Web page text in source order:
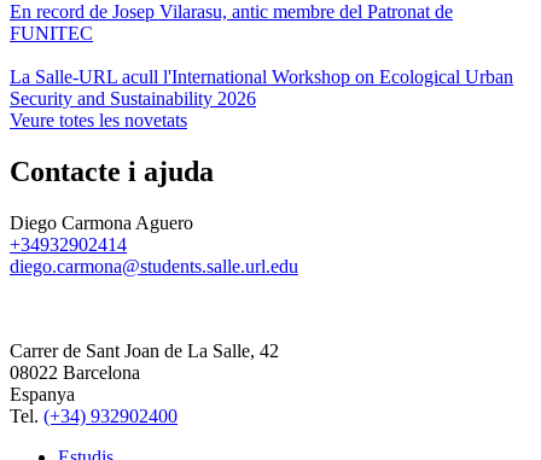
En record de Josep Vilarasu, antic membre del Patronat de
FUNITEC
La Salle-URL acull l'International Workshop on Ecological Urban
Security and Sustainability 2026
Veure totes les novetats
Contacte i ajuda
Diego Carmona Aguero
+34932902414
diego.carmona@students.salle.url.edu
Carrer de Sant Joan de La Salle, 42
08022 Barcelona
Espanya
Tel. (+34) 932902400